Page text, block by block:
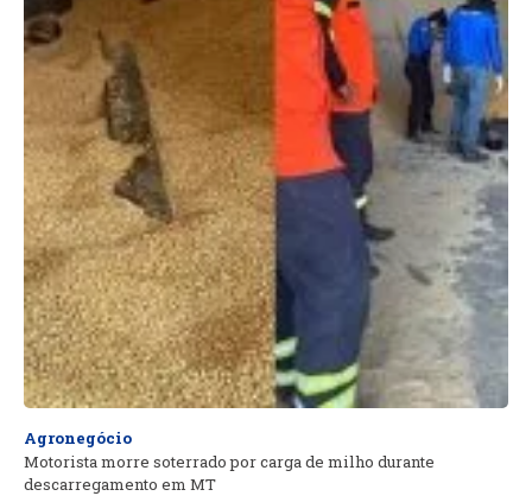
Agronegócio
Motorista morre soterrado por carga de milho durante
descarregamento em MT